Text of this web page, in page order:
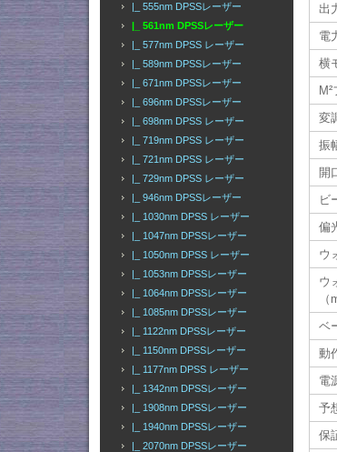
|_ 555nm DPSSレーザー
|_ 561nm DPSSレーザー
|_ 577nm DPSS レーザー
|_ 589nm DPSSレーザー
|_ 671nm DPSSレーザー
|_ 696nm DPSSレーザー
|_ 698nm DPSS レーザー
|_ 719nm DPSS レーザー
|_ 721nm DPSS レーザー
|_ 729nm DPSS レーザー
|_ 946nm DPSSレーザー
|_ 1030nm DPSS レーザー
|_ 1047nm DPSSレーザー
|_ 1050nm DPSS レーザー
|_ 1053nm DPSSレーザー
|_ 1064nm DPSSレーザー
|_ 1085nm DPSSレーザー
|_ 1122nm DPSSレーザー
|_ 1150nm DPSSレーザー
|_ 1177nm DPSS レーザー
|_ 1342nm DPSSレーザー
|_ 1908nm DPSSレーザー
|_ 1940nm DPSSレーザー
|_ 2070nm DPSSレーザー
出
電
横
変
振
開
ビ
偏
ウ
ウ
（
ベ
動
電
予
保